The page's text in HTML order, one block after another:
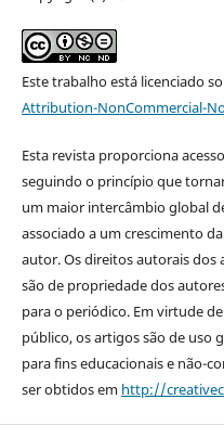
Este trabalho está licenciado
Attribution-NonCommercial-
Esta revista proporciona
seguindo o princípio que
um maior intercâmbio global
associado a um crescimento
autor. Os direitos autorais dos
são de propriedade dos
para o periódico. Em virtude
público, os artigos são de uso
para fins educacionais e não-
ser obtidos em http://